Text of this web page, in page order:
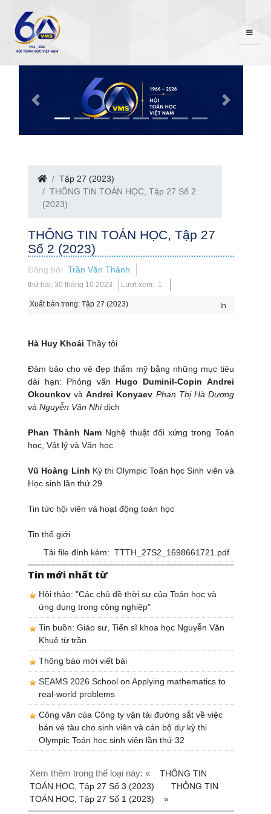
Tập 27 (2023)
THÔNG TIN TOÁN HỌC, Tập 27 Số 2
(2023)
THÔNG TIN TOÁN HỌC, Tập 27
Số 2 (2023)
Đăng bởiTrần Văn Thành
thứ hai, 30 tháng 10 2023 Lượt xem: 1
Xuất bản trong: Tập 27 (2023) In
Hà Huy Khoái Thầy tôi
Đảm bảo cho vẻ đẹp thẩm mỹ bằng những mục tiêu
dài hạn: Phỏng vấn Hugo Duminil-Copin Andrei
Okounkov vàAndrei Konyaev Phan Thị Hà Dương
và Nguyễn Vân Nhidịch
Phan Thành Nam Nghệ thuật đối xứng trong Toán
học, Vật lý và Văn học
Vũ Hoàng Linh Kỳ thi Olympic Toán học Sinh viên và
Học sinh lần thứ 29
Tin tức hội viên và hoạt động toán học
Tin thế giới
Tải file đính kèm: TTTH_27S2_1698661721.pdf
Tin mới nhất từ
Hội thảo: "Các chủ đề thời sự của Toán học và
ứng dụng trong công nghiệp"
Tin buồn: Giáo sư, Tiến sĩ khoa học Nguyễn Văn
Khuê từ trần
Thông báo mời viết bài
SEAMS 2026 School on Applying mathematics to
real-world problems
Công văn của Công ty vận tải đường sắt về việc
bán vé tàu cho sinh viên và cán bộ dự kỳ thi
Olympic Toán học sinh viên lần thứ 32
Xem thêm trong thể loại này: «
THÔNG TIN
TOÁN HỌC, Tập 27 Số 3 (2023)
THÔNG TIN
TOÁN HỌC, Tập 27 Số 1 (2023)
»